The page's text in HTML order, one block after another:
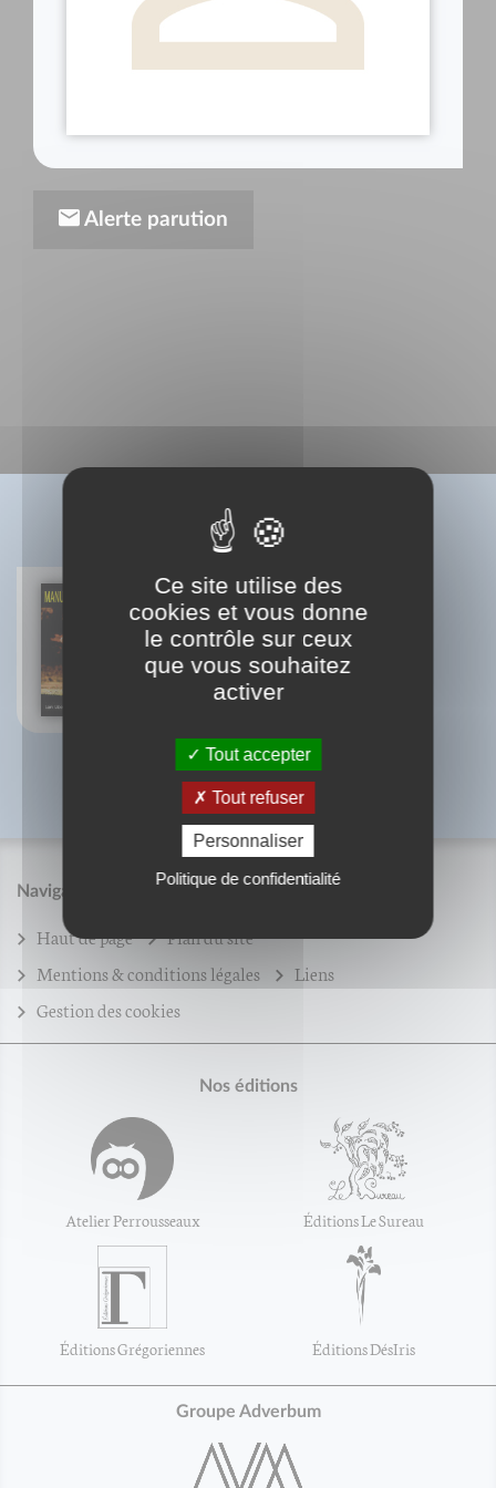
Alerte parution
BIBLIOGRAPHIE
Manuel pratique de Taijiquan
Andrea Bilger
Loni Libermann
Navigation
Haut de page
Plan du site
Mentions & conditions légales
Liens
Gestion des cookies
Nos éditions
Atelier Perrousseaux Éditions Le Sureau
Éditions Grégoriennes Éditions DésIris
Groupe Adverbum
Ce site utilise des
cookies et vous donne
le contrôle sur ceux
que vous souhaitez
activer
Tout accepter
Tout refuser
Personnaliser
Politique de confidentialité